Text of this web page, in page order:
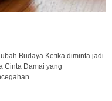
Budaya Ketika diminta jadi
Cinta Damai yang